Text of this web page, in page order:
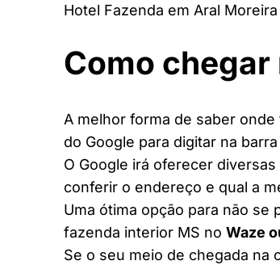
Hotel Fazenda em Aral
Como chegar
A melhor forma de saber onde
do Google para digitar na
O Google irá oferecer
conferir o endereço e qual a
Uma ótima opção para não
fazenda interior MS no Waze
Se o seu meio de chegada na